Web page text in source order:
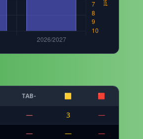
TAB- 🟨 🟥
— 3
—
— —
—